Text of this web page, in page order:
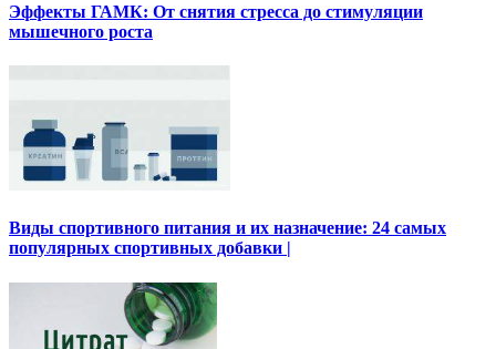
Эффекты ГАМК: От снятия стресса до стимуляции
мышечного роста
Виды спортивного питания и их назначение: 24 самых
популярных спортивных добавки |